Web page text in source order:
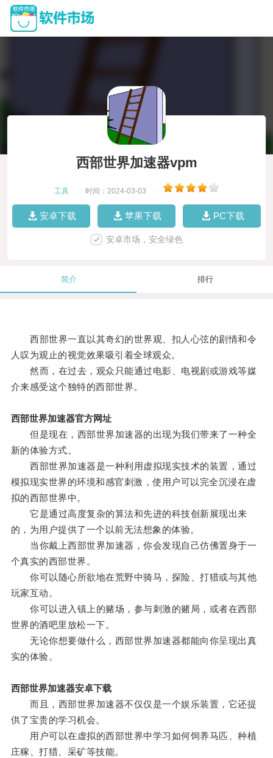
西部世界加速器vpm
工具 时间：2024-03-03
安卓下载 苹果下载 PC下载
安卓市场，安全绿色
简介 排行
西部世界一直以其奇幻的世界观、扣人心弦的剧情和令
人叹为观止的视觉效果吸引着全球观众。
然而，在过去，观众只能通过电影、电视剧或游戏等媒
介来感受这个独特的西部世界。
西部世界加速器官方网址
但是现在，西部世界加速器的出现为我们带来了一种全
新的体验方式。
西部世界加速器是一种利用虚拟现实技术的装置，通过
模拟现实世界的环境和感官刺激，使用户可以完全沉浸在虚
拟的西部世界中。
它是通过高度复杂的算法和先进的科技创新展现出来
的，为用户提供了一个以前无法想象的体验。
当你戴上西部世界加速器，你会发现自己仿佛置身于一
个真实的西部世界。
你可以随心所欲地在荒野中骑马，探险、打猎或与其他
玩家互动。
你可以进入镇上的赌场，参与刺激的赌局，或者在西部
世界的酒吧里放松一下。
无论你想要做什么，西部世界加速器都能向你呈现出真
实的体验。
西部世界加速器安卓下载
而且，西部世界加速器不仅仅是一个娱乐装置，它还提
供了宝贵的学习机会。
用户可以在虚拟的西部世界中学习如何饲养马匹、种植
庄稼、打猎、采矿等技能。